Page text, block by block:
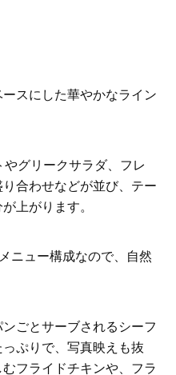
スにした華やかなライン
グリークサラダ、フレ
合わせなどが並び、テー
上がります。
ニュー構成なので、自然
ごとサーブされるシーフ
ぷりで、写真映えも抜
フライドチキンや、フラ